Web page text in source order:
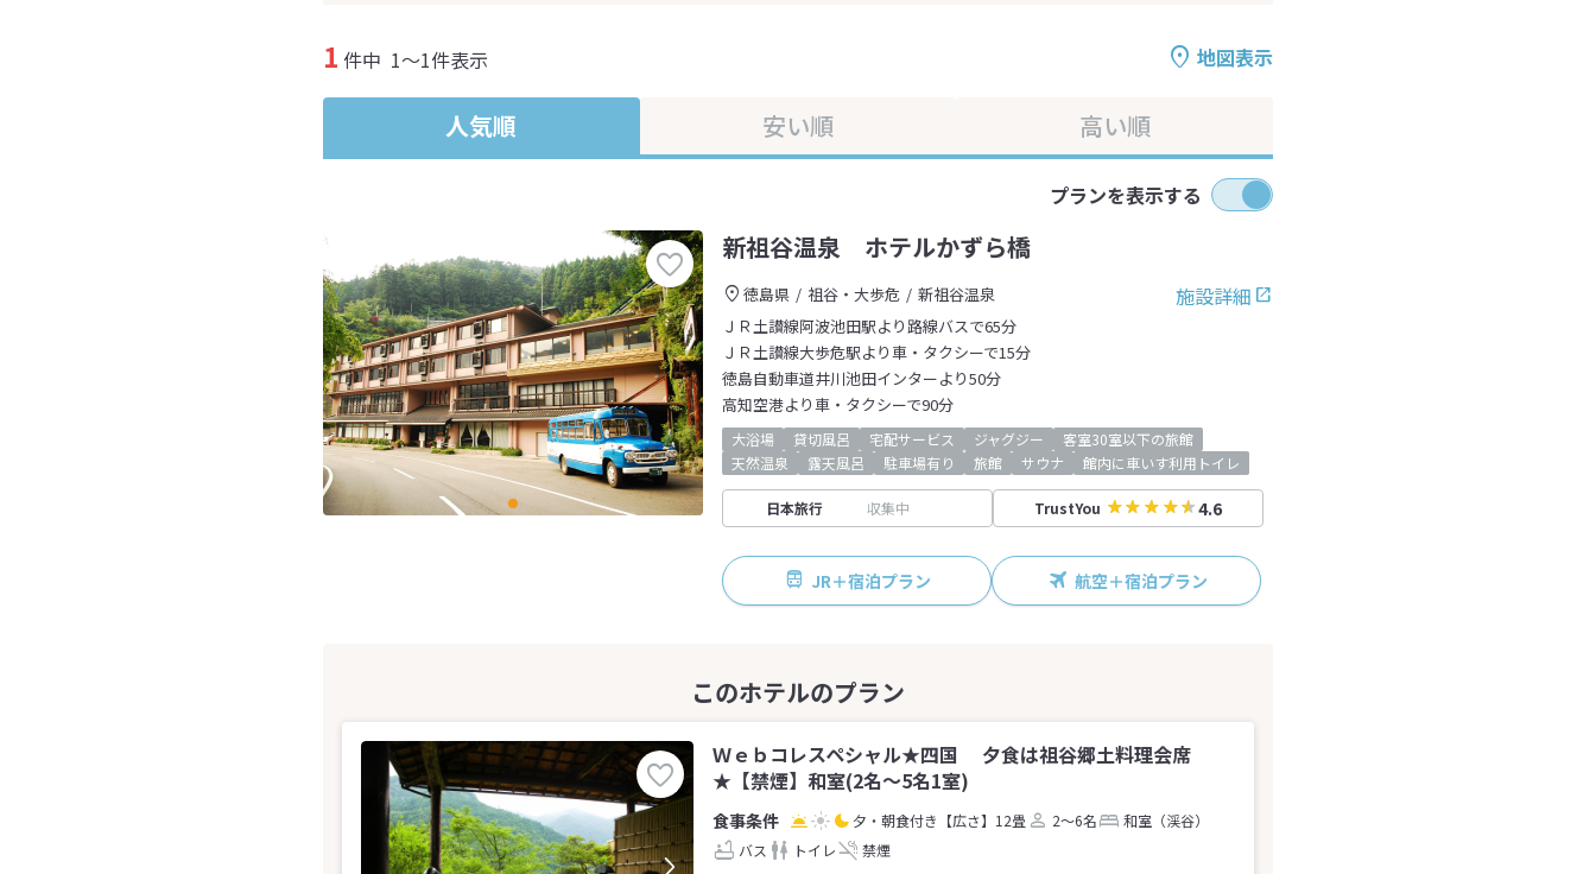
地図表示
1 件中 1～1件表示
人気順 安い順 高い順
プランを表示する
新祖谷温泉 ホテルかずら橋
施設詳細
徳島県 祖谷・大歩危
新祖谷温泉
ＪＲ土讃線阿波池田駅より路線バスで65分
ＪＲ土讃線大歩危駅より車・タクシーで15分
徳島自動車道井川池田インターより50分
高知空港より車・タクシーで90分
大浴場 貸切風呂 宅配サービス ジャグジー
客室30室以下の旅館
天然温泉
露天風呂 駐車場有り 旅館 サウナ 館内に車いす利用トイレ
日本旅行 収集中 TrustYou 4.6
JR＋宿泊プラン 航空＋宿泊プラン
Ｗｅｂコレスペシャル★四国 夕食は祖谷郷土料理会席
★【禁煙】和室(2名～5名1室)
夕・朝食付き 【広さ】12畳 2～6名
和室（渓谷）
バス
トイレ 禁煙